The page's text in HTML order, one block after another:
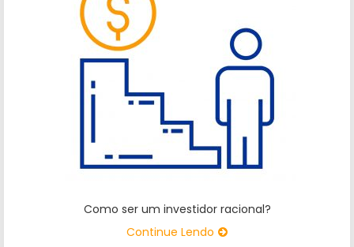
Como ser um investidor racional?
Continue Lendo